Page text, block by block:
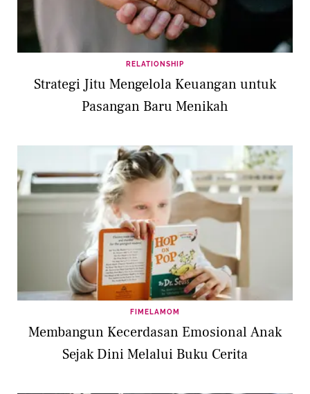
RELATIONSHIP
Strategi Jitu Mengelola Keuangan untuk
Pasangan Baru Menikah
FIMELAMOM
Membangun Kecerdasan Emosional Anak
Sejak Dini Melalui Buku Cerita